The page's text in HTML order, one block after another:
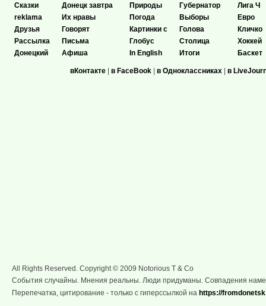
Сказки
reklama
Друзья
Рассылка
Донецкий
Донецк завтра
Их нравы
Говорят
Письма
Афиша
Природы
Погода
Картинки с
Глобус
In English
Губернатор
Выборы
Голова
Столица
Итоги
Лига Ч
Евро
Кличко
Хоккей
Баскет
вКонтакте | в FaceBook | в Одноклассниках | в
All Rights Reserved. Copyright © 2009 Notorious T & Co
События случайны. Мнения реальны. Люди придуманы. Совпадения
Перепечатка, цитирование - только с гиперссылкой на https://